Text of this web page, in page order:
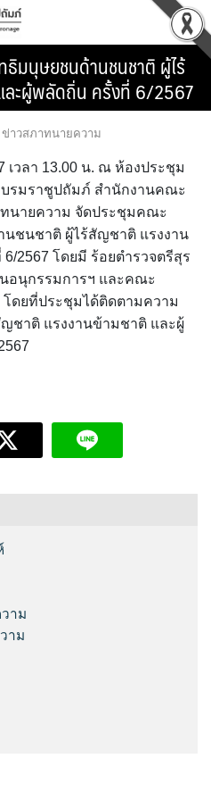
มนุษยชนด้านชนชาติ ผู้ไร้
ละผู้พลัดถิ่น ครั้งที่ 6/2567
ข่าวสภาทนายความ
เวลา 13.00 น. ณ ห้องประชุม
รมราชูปถัมภ์ สำนักงานคณะ
นายความ จัดประชุมคณะ
ชนชาติ ผู้ไร้สัญชาติ แรงงาน
2567 โดยมี ร้อยตำรวจตรีสุร
อนุกรรมการฯ และคณะ
ดยที่ประชุมได้ติดตามความ
ชาติ แรงงานข้ามชาติ และผู้
าม
าม